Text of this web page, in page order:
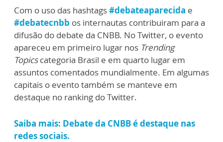
Com o uso das hashtags#debateaparecida e
#debatecnbb os internautas contribuiram para a
difusão do debate da CNBB. No Twitter, o evento
apareceu em primeiro lugar nos Trending
Topicscategoria Brasil e em quarto lugar em
assuntos comentados mundialmente. Em algumas
capitais o evento também se manteve em
destaque no ranking do Twitter.
Saiba mais: Debate da CNBB é destaque nas
redes sociais.